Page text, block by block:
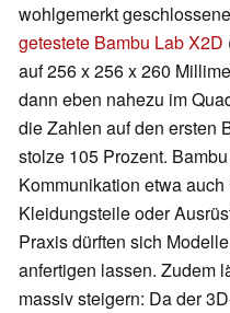
wohlgemerkt
getestete Bambu Lab X2D
auf 256 x 256 x 260
dann eben nahezu im
die Zahlen auf den ersten
stolze 105 Prozent.
Kommunikation etwa
Kleidungsteile oder
Praxis dürften sich
anfertigen lassen. Zudem
massiv steigern: Da der